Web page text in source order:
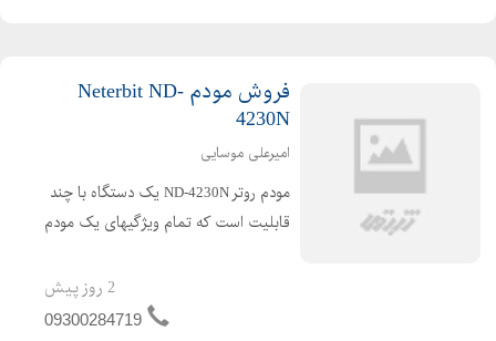
فروش مودم Neterbit ND-
4230N
امیرعلی موسایی
مودم روتر ND-4230N یک دستگاه با چند
قابلیت است که تمام ویژگیهای یک مودم
پورت، و یک روتر وایرلس را به شما ارائه
میدهد. طراحی مودم به صورتی است که
2 روز پیش
09300284719